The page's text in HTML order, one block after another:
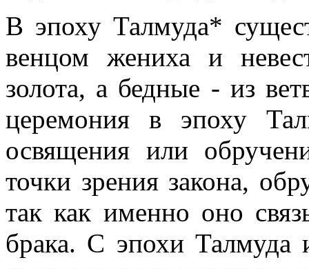
В эпоху Талмуда*
венцом жениха и
золота, а бедные - из
церемония в эпоху
освящения или
точки зрения закона,
так как именно оно
брака. С эпохи